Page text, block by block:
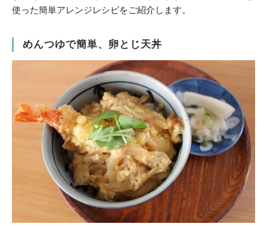
使った簡単アレンジレシピをご紹介します。
めんつゆで簡単、卵とじ天丼